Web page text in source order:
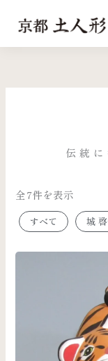
を
キ
伝統
全7件を表示
新
すべて 城